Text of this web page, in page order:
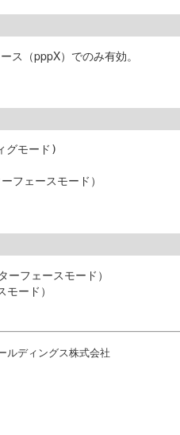
ス（pppX）でのみ有効。
グモード)
ーフェースモード）
モード）
ルディングス株式会社